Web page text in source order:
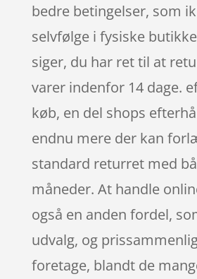
bedre betingelser, som
selvfølge i fysiske
siger, du har ret til at
varer indenfor 14 dage.
køb, en del shops
endnu mere der kan
standard returret med
måneder. At handle
også en anden fordel,
udvalg, og
foretage, blandt de